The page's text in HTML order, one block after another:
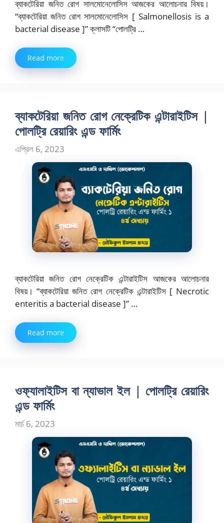
ব্যাকটেরিয়া জনিত রোগ সালমোনেলোসিস আজকের আলোচনার বিষয়।
“ব্যাকটেরিয়া জনিত রোগ সালমোনেলোসিস [ Salmonellosis is a
bacterial disease ]” ক্লাসটি “পোলট্রি …
Read more
ব্যাকটেরিয়া জনিত রোগ নেক্রেটিক এন্টারাইটিস |
পোলট্রি রেয়ারিং এন্ড ফার্মিং
এপ্রিল 6, 2023
ব্যাকটেরিয়া জনিত রোগ নেক্রেটিক এন্টারাইটিস আজকের আলোচনার
বিষয়। “ব্যাকটেরিয়া জনিত রোগ নেক্রেটিক এন্টারাইটিস [ Necrotic
enteritis a bacterial disease ]” …
Read more
ওফ্যালাইটিস বা ন্যাভাল ইল | পোলট্রি রেয়ারিং
এন্ড ফার্মিং
মার্চ 6, 2023